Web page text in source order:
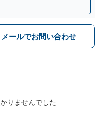
メールでお問い合わせ
りませんでした